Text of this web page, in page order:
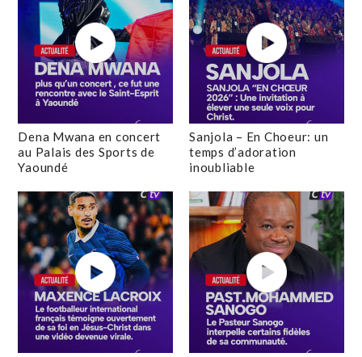
Dena Mwana en concert
au Palais des Sports de
Yaoundé
Sanjola – En Choeur: un
temps d’adoration
inoubliable